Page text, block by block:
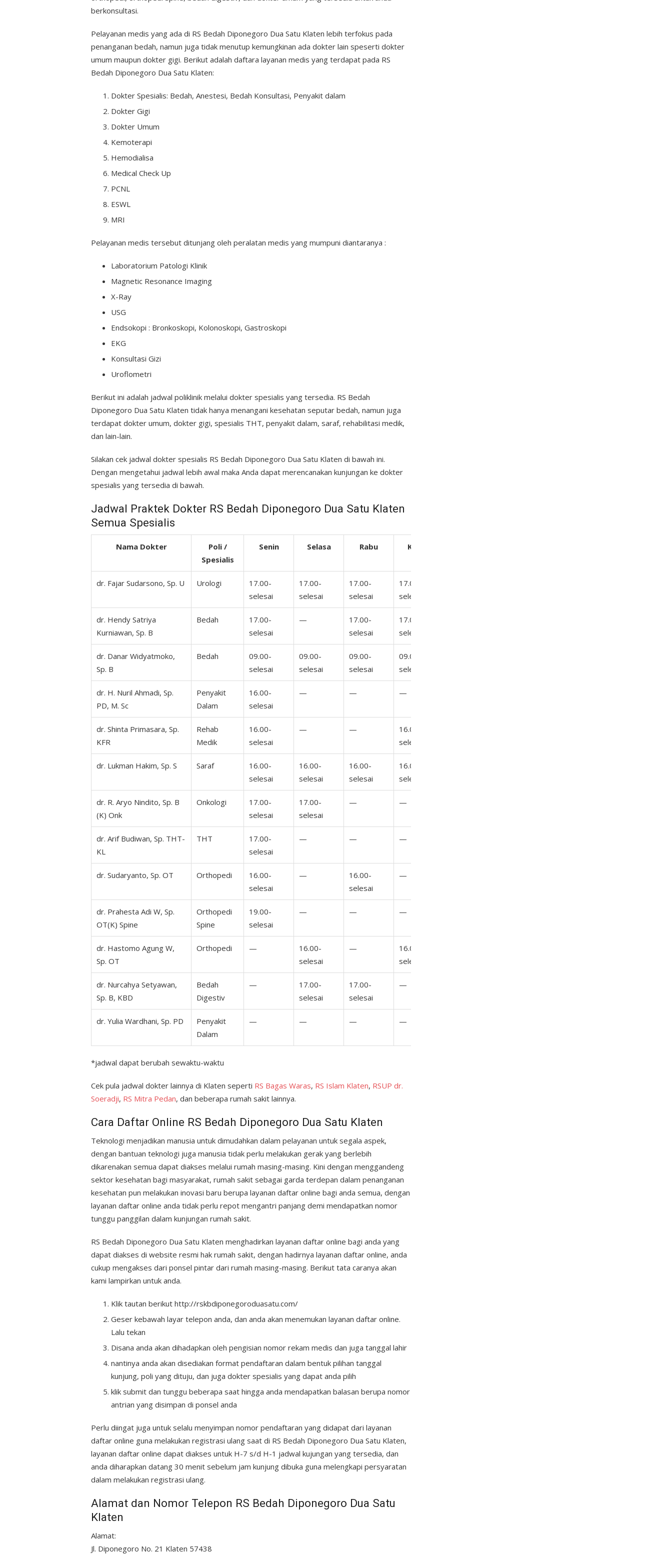
berkonsultasi.
Pelayanan medis yang ada di RS Bedah Diponegoro Dua Satu Klaten lebih terfokus pada
penanganan bedah, namun juga tidak menutup kemungkinan ada dokter lain speserti dokter
umum maupun dokter gigi. Berikut adalah daftara layanan medis yang terdapat pada RS
Bedah Diponegoro Dua Satu Klaten:
Dokter Spesialis: Bedah, Anestesi, Bedah Konsultasi, Penyakit dalam
Dokter Gigi
Dokter Umum
Kemoterapi
Hemodialisa
Medical Check Up
PCNL
ESWL
MRI
Pelayanan medis tersebut ditunjang oleh peralatan medis yang mumpuni diantaranya :
Laboratorium Patologi Klinik
Magnetic Resonance Imaging
X-Ray
USG
Endsokopi : Bronkoskopi, Kolonoskopi, Gastroskopi
EKG
Konsultasi Gizi
Uroflometri
Berikut ini adalah jadwal poliklinik melalui dokter spesialis yang tersedia. RS Bedah
Diponegoro Dua Satu Klaten tidak hanya menangani kesehatan seputar bedah, namun juga
terdapat dokter umum, dokter gigi, spesialis THT, penyakit dalam, saraf, rehabilitasi medik,
dan lain-lain.
Silakan cek jadwal dokter spesialis RS Bedah Diponegoro Dua Satu Klaten di bawah ini.
Dengan mengetahui jadwal lebih awal maka Anda dapat merencanakan kunjungan ke dokter
spesialis yang tersedia di bawah.
Jadwal Praktek Dokter RS Bedah Diponegoro Dua Satu Klaten
Semua Spesialis
Nama Dokter
Poli /
Spesialis
Senin Selasa Rabu Kamis
dr. Fajar Sudarsono, Sp. U Urologi
17.00-
selesai
17.00-
selesai
17.00-
selesai
17.00-
selesai
dr. Hendy Satriya
Kurniawan, Sp. B
Bedah
17.00-
selesai
—
17.00-
selesai
17.00-
selesai
dr. Danar Widyatmoko,
Sp. B
Bedah
09.00-
selesai
09.00-
selesai
09.00-
selesai
09.00-
selesai
dr. H. Nuril Ahmadi, Sp.
PD, M. Sc
Penyakit
Dalam
16.00-
selesai
— — —
dr. Shinta Primasara, Sp.
KFR
Rehab
Medik
16.00-
selesai
— —
16.00-
selesai
dr. Lukman Hakim, Sp. S Saraf
16.00-
selesai
16.00-
selesai
16.00-
selesai
16.00-
selesai
dr. R. Aryo Nindito, Sp. B
(K) Onk
Onkologi
17.00-
selesai
17.00-
selesai
— —
dr. Arif Budiwan, Sp. THT-
KL
THT
17.00-
selesai
— — —
dr. Sudaryanto, Sp. OT Orthopedi
16.00-
selesai
—
16.00-
selesai
—
dr. Prahesta Adi W, Sp.
OT(K) Spine
Orthopedi
Spine
19.00-
selesai
— — —
dr. Hastomo Agung W,
Sp. OT
Orthopedi —
16.00-
selesai
—
16.00-
selesai
dr. Nurcahya Setyawan,
Sp. B, KBD
Bedah
Digestiv
—
17.00-
selesai
17.00-
selesai
—
dr. Yulia Wardhani, Sp. PD
Penyakit
Dalam
— — — —
*jadwal dapat berubah sewaktu-waktu
Cek pula jadwal dokter lainnya di Klaten seperti RS Bagas Waras, RS Islam Klaten, RSUP dr.
Soeradji, RS Mitra Pedan, dan beberapa rumah sakit lainnya.
Cara Daftar Online RS Bedah Diponegoro Dua Satu Klaten
Teknologi menjadikan manusia untuk dimudahkan dalam pelayanan untuk segala aspek,
dengan bantuan teknologi juga manusia tidak perlu melakukan gerak yang berlebih
dikarenakan semua dapat diakses melalui rumah masing-masing. Kini dengan menggandeng
sektor kesehatan bagi masyarakat, rumah sakit sebagai garda terdepan dalam penanganan
kesehatan pun melakukan inovasi baru berupa layanan daftar online bagi anda semua, dengan
layanan daftar online anda tidak perlu repot mengantri panjang demi mendapatkan nomor
tunggu panggilan dalam kunjungan rumah sakit.
RS Bedah Diponegoro Dua Satu Klaten menghadirkan layanan daftar online bagi anda yang
dapat diakses di website resmi hak rumah sakit, dengan hadirnya layanan daftar online, anda
cukup mengakses dari ponsel pintar dari rumah masing-masing. Berikut tata caranya akan
kami lampirkan untuk anda.
Klik tautan berikut http://rskbdiponegoroduasatu.com/
Geser kebawah layar telepon anda, dan anda akan menemukan layanan daftar online.
Lalu tekan
Disana anda akan dihadapkan oleh pengisian nomor rekam medis dan juga tanggal lahir
nantinya anda akan disediakan format pendaftaran dalam bentuk pilihan tanggal
kunjung, poli yang dituju, dan juga dokter spesialis yang dapat anda pilih
klik submit dan tunggu beberapa saat hingga anda mendapatkan balasan berupa nomor
antrian yang disimpan di ponsel anda
Perlu diingat juga untuk selalu menyimpan nomor pendaftaran yang didapat dari layanan
daftar online guna melakukan registrasi ulang saat di RS Bedah Diponegoro Dua Satu Klaten,
layanan daftar online dapat diakses untuk H-7 s/d H-1 jadwal kujungan yang tersedia, dan
anda diharapkan datang 30 menit sebelum jam kunjung dibuka guna melengkapi persyaratan
dalam melakukan registrasi ulang.
Alamat dan Nomor Telepon RS Bedah Diponegoro Dua Satu
Klaten
Alamat:
Jl. Diponegoro No. 21 Klaten 57438